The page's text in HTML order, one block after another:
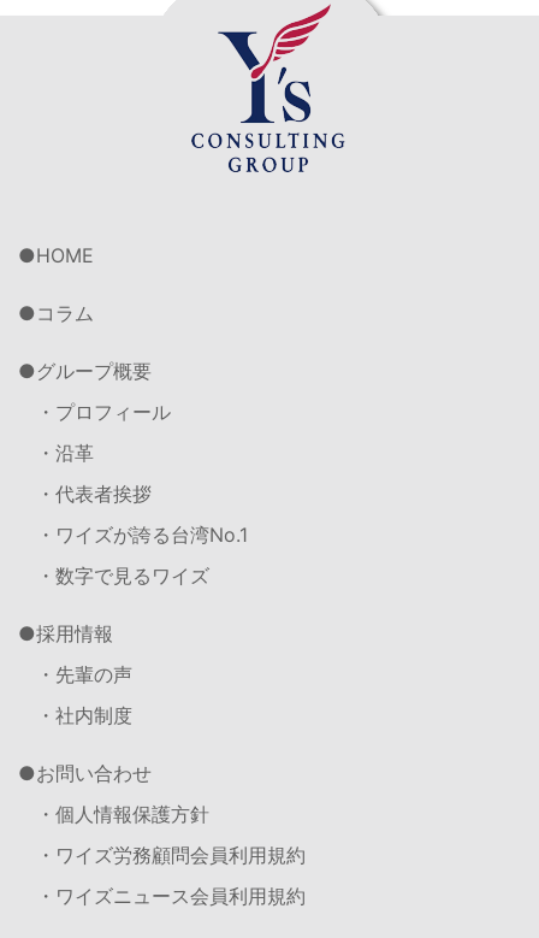
HOME
コラム
グループ概要
・プロフィール
・沿革
・代表者挨拶
・ワイズが誇る台湾No.1
・数字で見るワイズ
採用情報
・先輩の声
・社内制度
お問い合わせ
・個人情報保護方針
・ワイズ労務顧問会員利用規約
・ワイズニュース会員利用規約